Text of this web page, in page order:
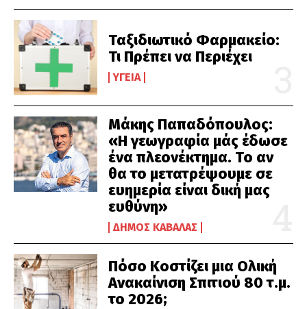
Ταξιδιωτικό Φαρμακείο:
Τι Πρέπει να Περιέχει
ΥΓΕΊΑ
Μάκης Παπαδόπουλος:
«Η γεωγραφία μάς έδωσε
ένα πλεονέκτημα. Το αν
θα το μετατρέψουμε σε
ευημερία είναι δική μας
ευθύνη»
ΔΉΜΟΣ ΚΑΒΆΛΑΣ
Πόσο Κοστίζει μια Ολική
Ανακαίνιση Σπιτιού 80 τ.μ.
το 2026;